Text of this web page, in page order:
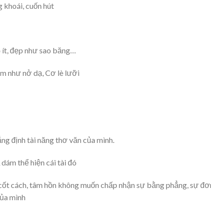
khoái, cuốn hút
đẹp như sao băng…
như nở dạ, Cơ lè lưỡi
định tài năng thơ văn của mình.
thể hiện cái tài đó
cách, tâm hồn không muốn chấp nhận sự bằng phẳng, sự
mình